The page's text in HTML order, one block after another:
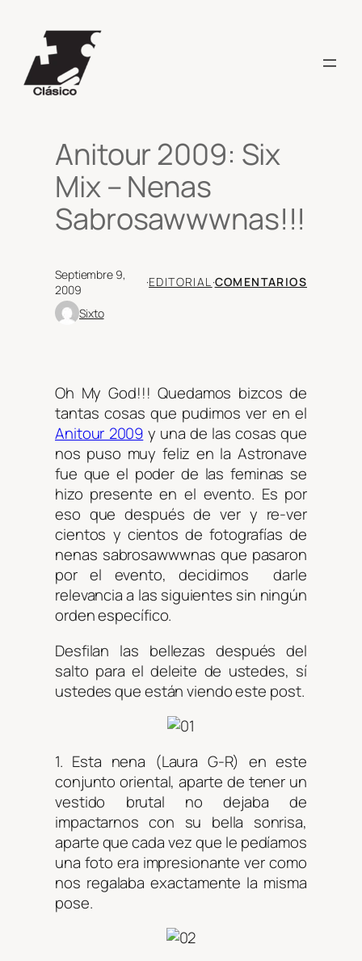
contenido
Anitour 2009: Six
Mix – Nenas
Sabrosawwwnas!!!
Septiembre 9,
2009
·EDITORIAL·COMENTARIOS
Sixto
Oh My God!!! Quedamos bizcos de
tantas cosas que pudimos ver en el
Anitour 2009 y una de las cosas que
nos puso muy feliz en la Astronave
fue que el poder de las feminas se
hizo presente en el evento. Es por
eso que después de ver y re-ver
cientos y cientos de fotografías de
nenas sabrosawwwnas que pasaron
por el evento, decidimos darle
relevancia a las siguientes sin ningún
orden específico.
Desfilan las bellezas después del
salto para el deleite de ustedes, sí
ustedes que están viendo este post.
1. Esta nena (Laura G-R) en este
conjunto oriental, aparte de tener un
vestido brutal no dejaba de
impactarnos con su bella sonrisa,
aparte que cada vez que le pedíamos
una foto era impresionante ver como
nos regalaba exactamente la misma
pose.